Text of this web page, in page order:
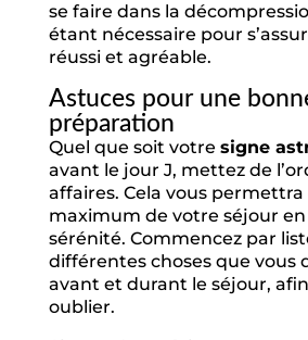
se faire dans la
étant nécessaire pour
réussi et agréable.
Astuces pour une
préparation
Quel que soit votre signe
avant le jour J, mettez de
affaires. Cela vous
maximum de votre séjour
sérénité. Commencez par
différentes choses que vous
avant et durant le séjour,
oublier.